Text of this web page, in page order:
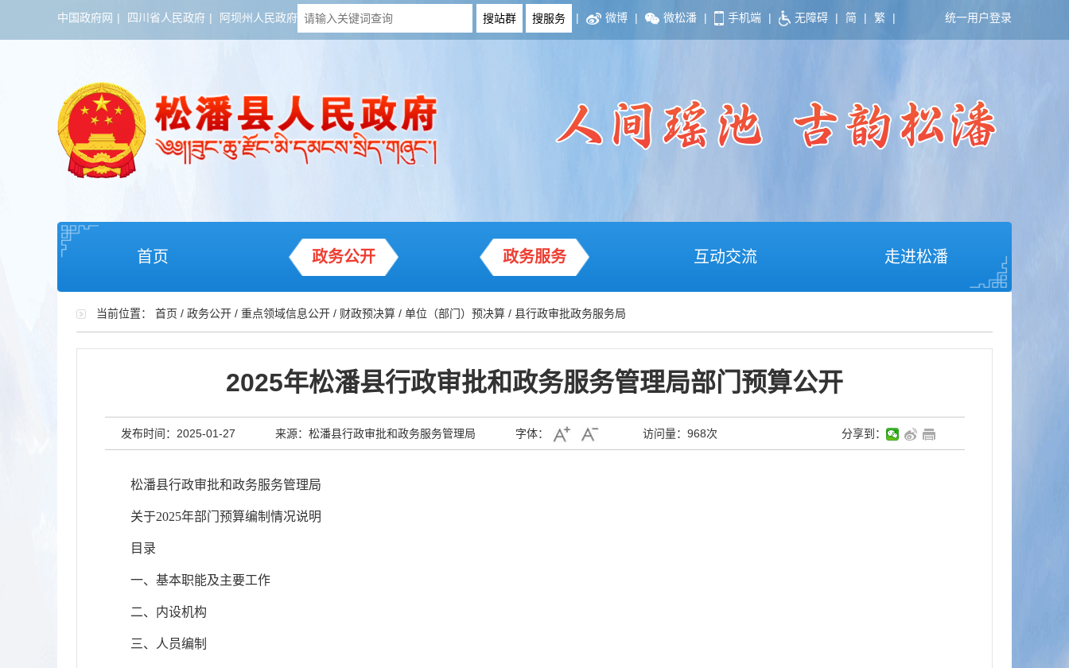
中国政府网 | 四川省人民政府 | 阿坝州人民政府 | 微博 | 微松潘 | 手机端 | 无障碍 | 简 | 繁 | 统一用户登录
首页 政务公开 政务服务 互动交流 走进松潘
当前位置： 首页 / 政务公开 / 重点领域信息公开 / 财政预决算 / 单位（部门）预决算 / 县行政审批政务服务局
2025年松潘县行政审批和政务服务管理局部门预算公开
发布时间：2025-01-27 来源：松潘县行政审批和政务服务管理局 字体： 访问量： 968次 分享到：
松潘县行政审批和政务服务管理局
关于2025年部门预算编制情况说明
目录
一、基本职能及主要工作
二、内设机构
三、人员编制